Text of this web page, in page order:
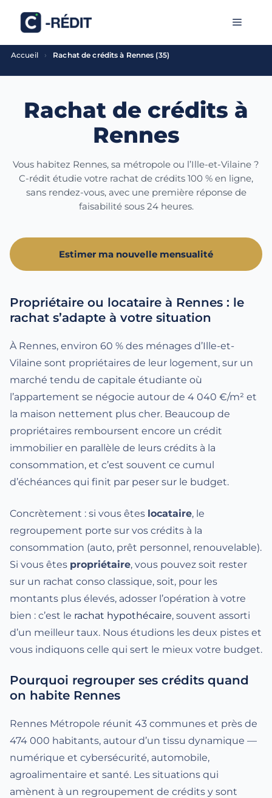
MENU
Accueil › Rachat de crédits à Rennes (35)
Rachat de crédits à
Rennes
Vous habitez Rennes, sa métropole ou l’Ille-et-Vilaine ?
C-rédit étudie votre rachat de crédits 100 % en ligne,
sans rendez-vous, avec une première réponse de
faisabilité sous 24 heures.
Estimer ma nouvelle mensualité
Propriétaire ou locataire à Rennes : le
rachat s’adapte à votre situation
À Rennes, environ 60 % des ménages d’Ille-et-
Vilaine sont propriétaires de leur logement, sur un
marché tendu de capitale étudiante où
l’appartement se négocie autour de 4 040 €/m² et
la maison nettement plus cher. Beaucoup de
propriétaires remboursent encore un crédit
immobilier en parallèle de leurs crédits à la
consommation, et c’est souvent ce cumul
d’échéances qui finit par peser sur le budget.
Concrètement : si vous êtes locataire, le
regroupement porte sur vos crédits à la
consommation (auto, prêt personnel, renouvelable).
Si vous êtes propriétaire, vous pouvez soit rester
sur un rachat conso classique, soit, pour les
montants plus élevés, adosser l’opération à votre
bien : c’est le rachat hypothécaire, souvent assorti
d’un meilleur taux. Nous étudions les deux pistes et
vous indiquons celle qui sert le mieux votre budget.
Pourquoi regrouper ses crédits quand
on habite Rennes
Rennes Métropole réunit 43 communes et près de
474 000 habitants, autour d’un tissu dynamique —
numérique et cybersécurité, automobile,
agroalimentaire et santé. Les situations qui
amènent à un regroupement de crédits y sont